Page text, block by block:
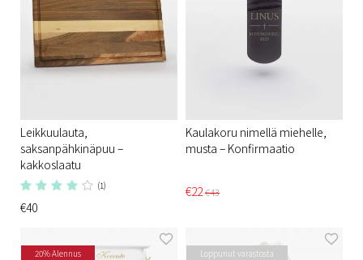
Leikkuulauta,
saksanpähkinäpuu –
kakkoslaatu
(1)
€40
Kaulakoru nimellä miehelle,
musta – Konfirmaatio
€22€43
20% Alennus
Loppunut varastosta